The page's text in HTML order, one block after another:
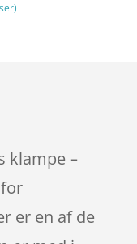
klampe –
er en af de